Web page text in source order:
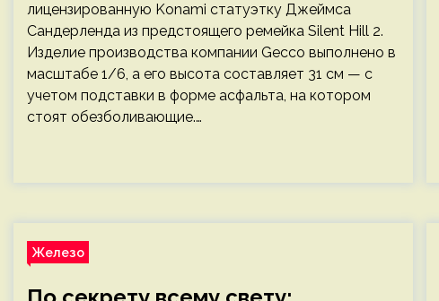
лицензированную Konami статуэтку Джеймса
Сандерленда из предстоящего ремейка Silent Hill 2.
Изделие производства компании Gecco выполнено в
масштабе 1/6, а его высота составляет 31 см — с
учетом подставки в форме асфальта, на котором
стоят обезболивающие.…
Железо